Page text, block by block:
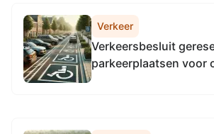
Verkeer
Verkeersbesluit
parkeerplaatsen voor